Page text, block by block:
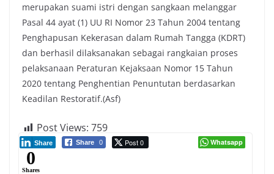
merupakan suami istri dengan sangkaan melanggar
Pasal 44 ayat (1) UU RI Nomor 23 Tahun 2004 tentang
Penghapusan Kekerasan dalam Rumah Tangga (KDRT)
dan berhasil dilaksanakan sebagai rangkaian proses
pelaksanaan Peraturan Kejaksaan Nomor 15 Tahun
2020 tentang Penghentian Penuntutan berdasarkan
Keadilan Restoratif.(Asf)
Post Views: 759
Share 0 Post 0
Share Whatsapp
0
Shares